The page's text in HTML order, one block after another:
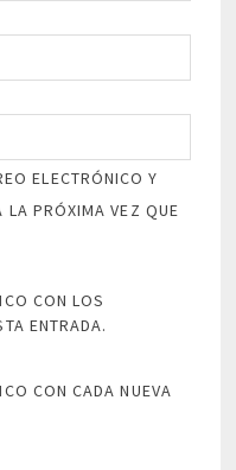
ELECTRÓNICO Y
LA PRÓXIMA VEZ QUE
CON LOS
ENTRADA.
CON CADA NUEVA